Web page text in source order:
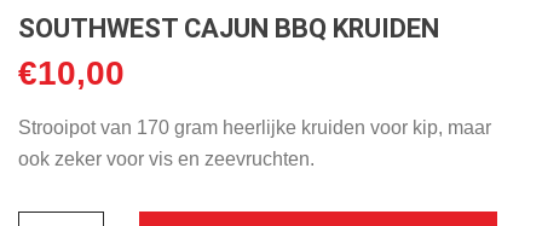
SOUTHWEST CAJUN BBQ KRUIDEN
€10,00
Strooipot van 170 gram heerlijke kruiden voor kip, maar
ook zeker voor vis en zeevruchten.